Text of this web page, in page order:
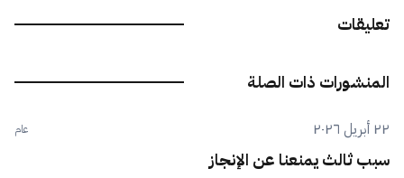
تعليقات
المنشورات ذات الصلة
٢٢ أبريل ٢٠٢٦ عام
سبب ثالث يمنعنا عن الإنجاز